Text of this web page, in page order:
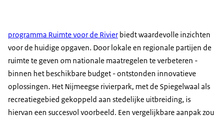
programma Ruimte voor de Rivier biedt waardevolle inzichten
voor de huidige opgaven. Door lokale en regionale partijen de
ruimte te geven om nationale maatregelen te verbeteren -
binnen het beschikbare budget - ontstonden innovatieve
oplossingen. Het Nijmeegse rivierpark, met de Spiegelwaal als
recreatiegebied gekoppeld aan stedelijke uitbreiding, is
hiervan een succesvol voorbeeld. Een vergelijkbare aanpak zou